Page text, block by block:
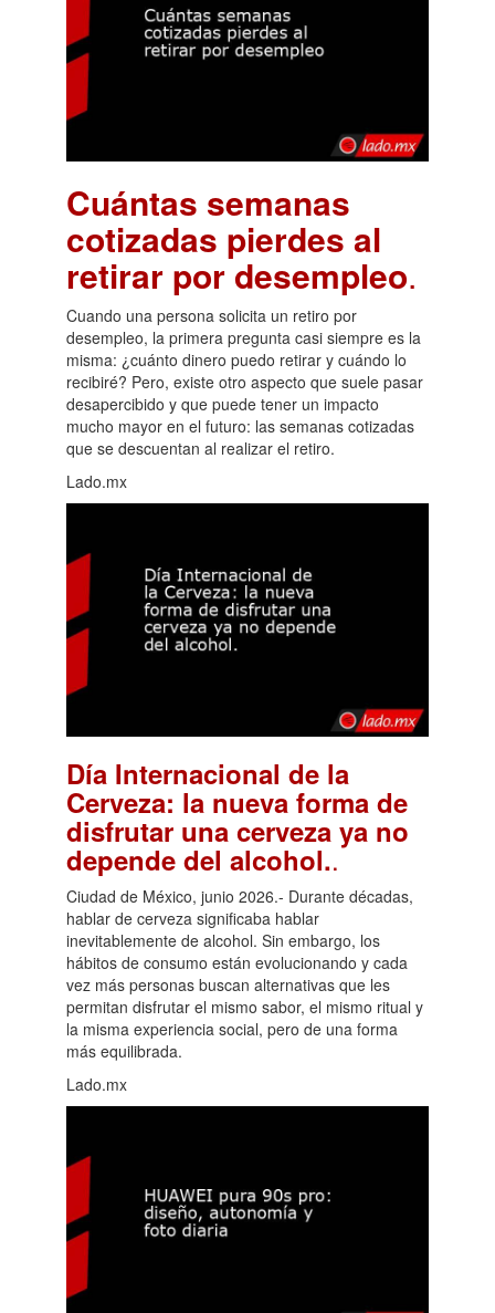
Cuántas semanas
cotizadas pierdes al
retirar por desempleo.
Cuando una persona solicita un retiro por
desempleo, la primera pregunta casi siempre es la
misma: ¿cuánto dinero puedo retirar y cuándo lo
recibiré? Pero, existe otro aspecto que suele pasar
desapercibido y que puede tener un impacto
mucho mayor en el futuro: las semanas cotizadas
que se descuentan al realizar el retiro.
Lado.mx
Día Internacional de la
Cerveza: la nueva forma de
disfrutar una cerveza ya no
depende del alcohol..
Ciudad de México, junio 2026.- Durante décadas,
hablar de cerveza significaba hablar
inevitablemente de alcohol. Sin embargo, los
hábitos de consumo están evolucionando y cada
vez más personas buscan alternativas que les
permitan disfrutar el mismo sabor, el mismo ritual y
la misma experiencia social, pero de una forma
más equilibrada.
Lado.mx